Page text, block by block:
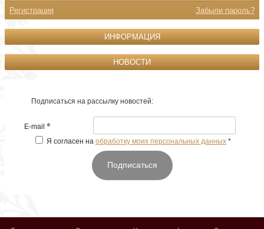
Регистрация Забыли пароль?
ИНФОРМАЦИЯ
НОВОСТИ
Подписаться на рассылку новостей:
E-mail *
Я согласен на обработку моих персональных данных *
Подписаться